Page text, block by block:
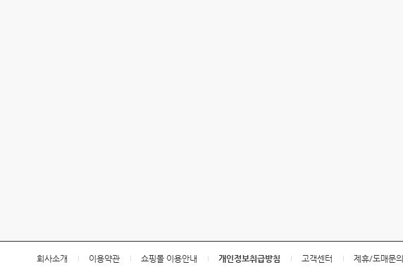
회사소개 이용약관 쇼핑몰 이용안내 개인정보취급방침 고객센터 제휴/도매문의